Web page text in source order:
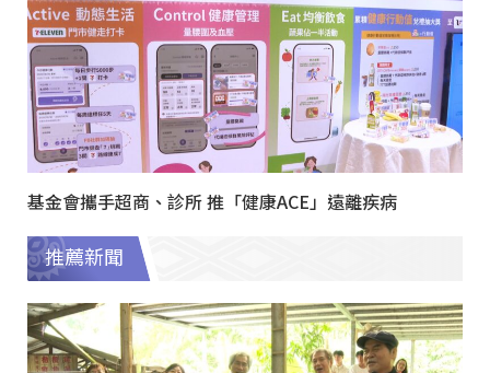
基金會攜手超商、診所 推「健康ACE」遠離疾病
推薦新聞